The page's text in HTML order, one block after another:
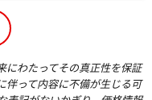
わたってその真正性を保証
伴って内容に不備が生じる可